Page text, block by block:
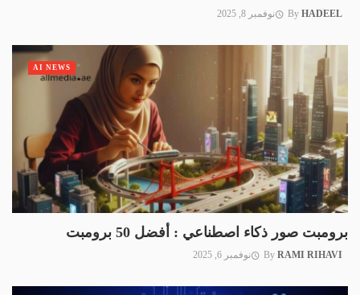
By HADEEL نوفمبر 8, 2025
برومبت صور ذكاء اصطناعي : أفضل 50 برومبت
By RAMI RIHAVI نوفمبر 6, 2025
AI NEWS